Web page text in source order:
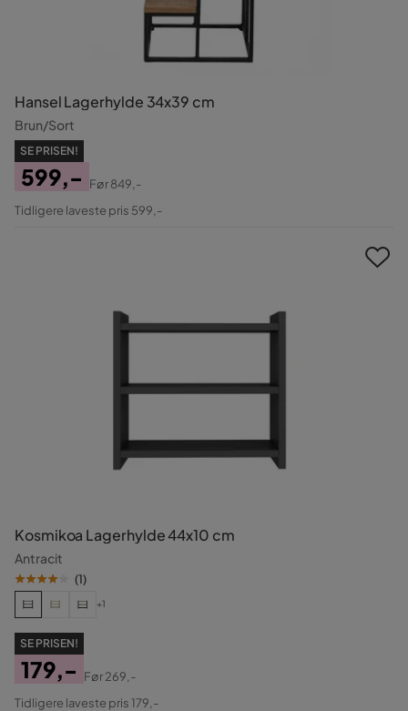
Hansel Lagerhylde 34x39 cm
Brun/Sort
SE PRISEN!
Pris
599,-
Original
Før849,-
Tidligere laveste pris 599,-
Kosmikoa Lagerhylde 44x10 cm
Antracit
(1)
+1
SE PRISEN!
Pris
179,-
Original
Før269,-
Tidligere laveste pris 179,-